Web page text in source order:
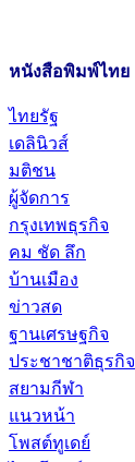
หนังสือพิมพ์ไทย
ไทยรัฐ
เดลินิวส์
มติชน
ผู้จัดการ
กรุงเทพธุรกิจ
คม ชัด ลึก
บ้านเมือง
ข่าวสด
ฐานเศรษฐกิจ
ประชาชาติธุรกิจ
สยามกีฬา
แนวหน้า
โพสต์ทูเดย์